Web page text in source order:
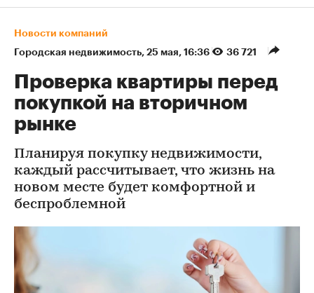
Новости компаний
Городская недвижимость⁠, 25 мая, 16:36 36 721
Проверка квартиры перед
покупкой на вторичном
рынке
Планируя покупку недвижимости,
каждый рассчитывает, что жизнь на
новом месте будет комфортной и
беспроблемной